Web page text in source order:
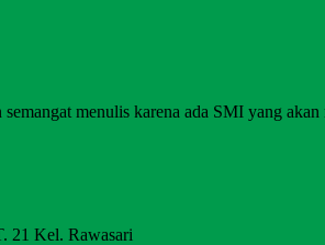
menulis karena ada SMI yang
21 Kel. Rawasari